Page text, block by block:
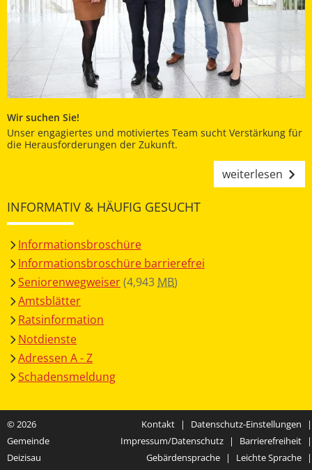
Wir suchen Sie!
Unser engagiertes und motiviertes Team sucht Verstärkung für
die Herausforderungen der Zukunft.
weiterlesen
INFORMATIV & HÄUFIG GESUCHT
Informationsbroschüre
Informationsbroschüre barrierefrei
Seniorenwegweiser(4,943 MB)
Amtsblätter
Ratsinformation
Notdienste
Adressen A - Z
Schadensmeldung
© 2026
Gemeinde
Deizisau
Kontakt | Datenschutz-Einstellungen
|
Impressum/Datenschutz
| Barrierefreiheit
|
Gebärdensprache
| Leichte Sprache |